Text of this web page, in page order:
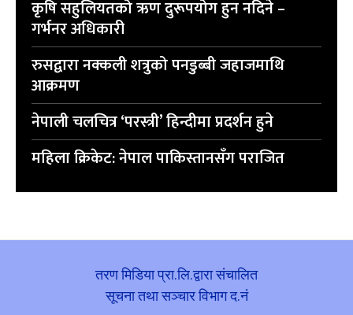
कृषि सहुलियतको ऋण दुरूपयोग हुन नदिने –
गर्भनर अधिकारी
रुसद्वारा नक्कली शत्रुको पनडुब्बी जहाजमाथि
आक्रमण
नेपाली चलचित्र ‘परस्त्री’ हिन्दीमा प्रदर्शन हुने
महिला क्रिकेट: नेपाल पाकिस्तानसँग पराजित
तरण मिडिया प्रा.लि.द्वारा संचालित
सूचना तथा सञ्चार विभाग द.नं